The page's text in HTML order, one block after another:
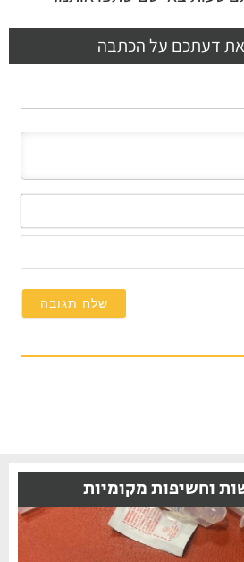
דעתכם על הכתבה
וחשיפות מקומיות